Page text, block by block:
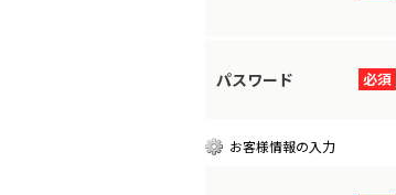
必須
パスワード
お客様情報の入力